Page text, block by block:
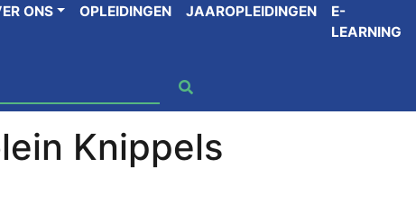
ONS OPLEIDINGEN JAAROPLEIDINGEN
E-
LEARNING
Knippels